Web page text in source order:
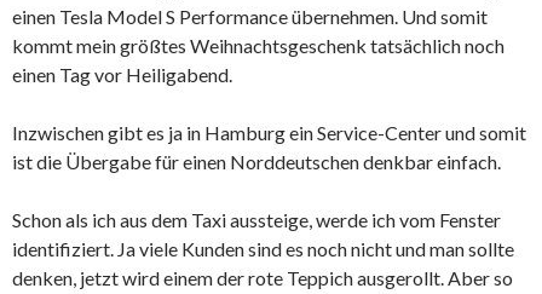
einen Tesla Model S Performance übernehmen. Und somit
kommt mein größtes Weihnachtsgeschenk tatsächlich noch
einen Tag vor Heiligabend.
Inzwischen gibt es ja in Hamburg ein Service-Center und somit
ist die Übergabe für einen Norddeutschen denkbar einfach.
Schon als ich aus dem Taxi aussteige, werde ich vom Fenster
identifiziert. Ja viele Kunden sind es noch nicht und man sollte
denken, jetzt wird einem der rote Teppich ausgerollt. Aber so